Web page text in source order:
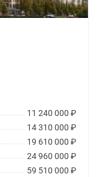
11 240 000 ₽
14 310 000 ₽
19 610 000 ₽
24 960 000 ₽
59 510 000 ₽